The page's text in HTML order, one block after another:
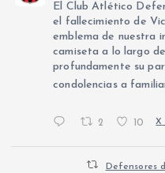
El Club Atlético
el fallecimiento de
emblema de nuestra
camiseta a lo largo
profundamente su
condolencias a
2 10 X
Defensores